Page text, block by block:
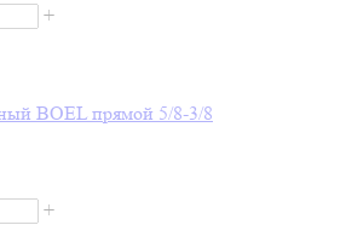
+
BOEL прямой 5/8-3/8
+